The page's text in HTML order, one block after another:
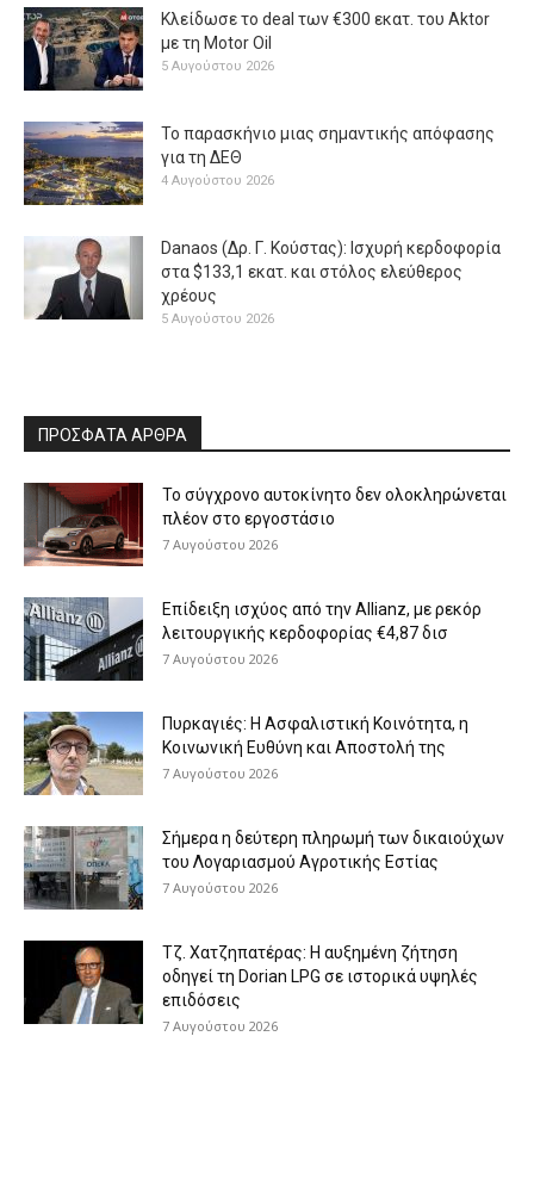
Κλείδωσε το deal των €300 εκατ. του Aktor
με τη Μotor Oil
5 Αυγούστου 2026
Το παρασκήνιο μιας σημαντικής απόφασης
για τη ΔΕΘ
4 Αυγούστου 2026
Danaos (Δρ. Γ. Κούστας): Ισχυρή κερδοφορία
στα $133,1 εκατ. και στόλος ελεύθερος
χρέους
5 Αυγούστου 2026
ΠΡΟΣΦΑΤΑ ΑΡΘΡΑ
Το σύγχρονο αυτοκίνητο δεν ολοκληρώνεται
πλέον στο εργοστάσιο
7 Αυγούστου 2026
Επίδειξη ισχύος από την Allianz, με ρεκόρ
λειτουργικής κερδοφορίας €4,87 δισ
7 Αυγούστου 2026
Πυρκαγιές: Η Ασφαλιστική Κοινότητα, η
Κοινωνική Ευθύνη και Αποστολή της
7 Αυγούστου 2026
Σήμερα η δεύτερη πληρωμή των δικαιούχων
του Λογαριασμού Αγροτικής Εστίας
7 Αυγούστου 2026
Τζ. Χατζηπατέρας: H αυξημένη ζήτηση
οδηγεί τη Dorian LPG σε ιστορικά υψηλές
επιδόσεις
7 Αυγούστου 2026